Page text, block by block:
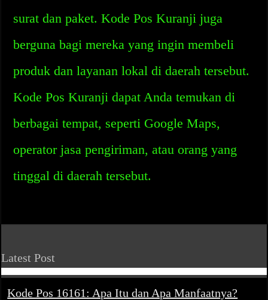
surat dan paket. Kode Pos Kuranji juga
berguna bagi mereka yang ingin membeli
produk dan layanan lokal di daerah tersebut.
Kode Pos Kuranji dapat Anda temukan di
berbagai tempat, seperti Google Maps,
operator jasa pengiriman, atau orang yang
tinggal di daerah tersebut.
Latest Post
Kode Pos 16161: Apa Itu dan Apa Manfaatnya?